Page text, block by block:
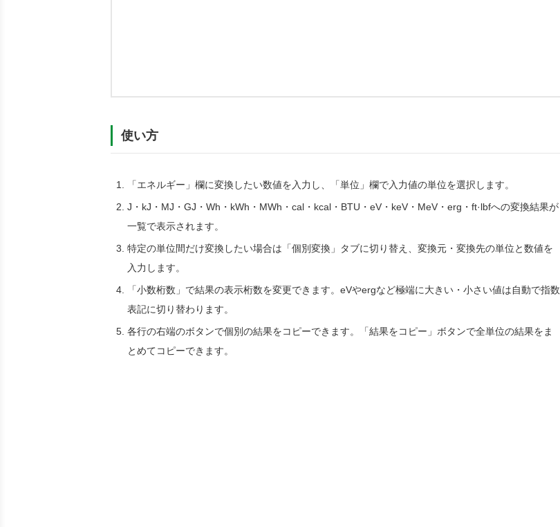
使い方
「エネルギー」欄に変換したい数値を入力し、「単位」欄で入力値の単位を選択します。
J・kJ・MJ・GJ・Wh・kWh・MWh・cal・kcal・BTU・eV・keV・MeV・erg・ft·lbfへの変換結果が
一覧で表示されます。
特定の単位間だけ変換したい場合は「個別変換」タブに切り替え、変換元・変換先の単位と数値を
入力します。
「小数桁数」で結果の表示桁数を変更できます。eVやergなど極端に大きい・小さい値は自動で指数
表記に切り替わります。
各行の右端のボタンで個別の結果をコピーできます。「結果をコピー」ボタンで全単位の結果をま
とめてコピーできます。